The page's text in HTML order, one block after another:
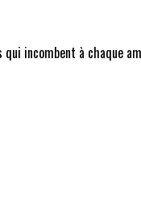
qui incombent à